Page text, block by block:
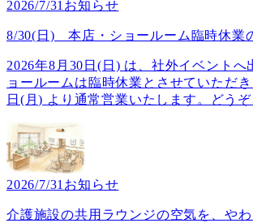
2026/7/31 お知らせ
8/30(日) 本店・ショールーム臨時休業
2026年8月30日(日) は、社外イベントへ
ョールームは臨時休業とさせていただ
日(月) より通常営業いたします。どうぞ
2026/7/31 お知らせ
介護施設の共用ラウンジの空気を、や